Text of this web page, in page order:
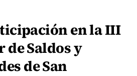
en la III
de Saldos y
de San